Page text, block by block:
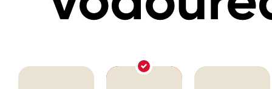
Plast, sklo, keramika